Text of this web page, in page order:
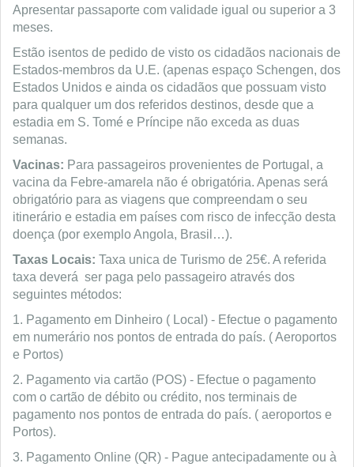
Apresentar passaporte com validade igual ou superior a 3
meses.
Estão isentos de pedido de visto os cidadãos nacionais de
Estados-membros da U.E. (apenas espaço Schengen, dos
Estados Unidos e ainda os cidadãos que possuam visto
para qualquer um dos referidos destinos, desde que a
estadia em S. Tomé e Príncipe não exceda as duas
semanas.
Vacinas: Para passageiros provenientes de Portugal, a
vacina da Febre-amarela não é obrigatória. Apenas será
obrigatório para as viagens que compreendam o seu
itinerário e estadia em países com risco de infecção desta
doença (por exemplo Angola, Brasil…).
Taxas Locais: Taxa unica de Turismo de 25€. A referida
taxa deverá ser paga pelo passageiro através dos
seguintes métodos:
1. Pagamento em Dinheiro ( Local) - Efectue o pagamento
em numerário nos pontos de entrada do país. ( Aeroportos
e Portos)
2. Pagamento via cartão (POS) - Efectue o pagamento
com o cartão de débito ou crédito, nos terminais de
pagamento nos pontos de entrada do país. ( aeroportos e
Portos).
3. Pagamento Online (QR) - Pague antecipadamente ou à